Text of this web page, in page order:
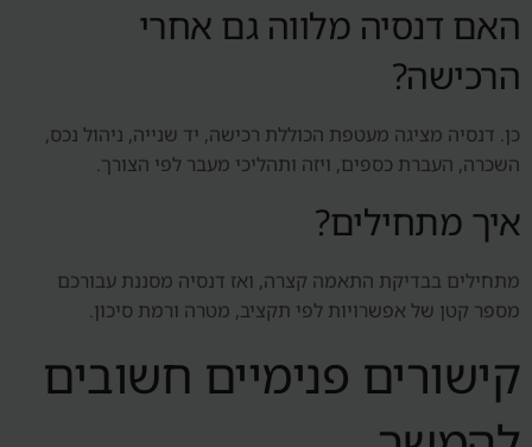
האם דנסיה מלווה גם אחרי
הרכישה?
כן. דנסיה מציגה מעטפת הכוללת רכישה, יד שנייה, ניהול נכס,
השכרה, העברת כספים, ויזה ותהליכי מעבר לפי הצורך.
איך מתחילים?
מתחילים בבדיקת התאמה קצרה, ואז דנסיה מסננת עבורכם
מספר קטן של אפשרויות לפי תקציב, מטרה ורמת סיכון.
קישורים פנימיים חשובים